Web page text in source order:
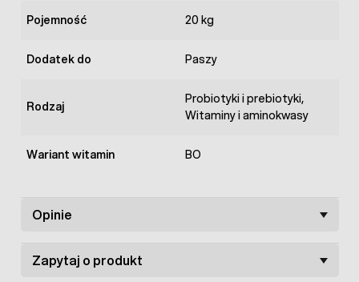
Pojemność 20 kg
Dodatek do Paszy
Rodzaj
Probiotyki i prebiotyki,
Witaminy i aminokwasy
Wariant witamin BO
Opinie
Zapytaj o produkt